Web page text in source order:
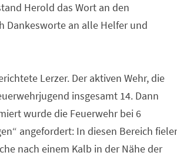
Herold das Wort an den
Dankesworte an alle Helfer und
Lerzer. Der aktiven Wehr, die
insgesamt 14. Dann
wurde die Feuerwehr bei 6
angefordert: In diesen Bereich
nach einem Kalb in der Nähe der